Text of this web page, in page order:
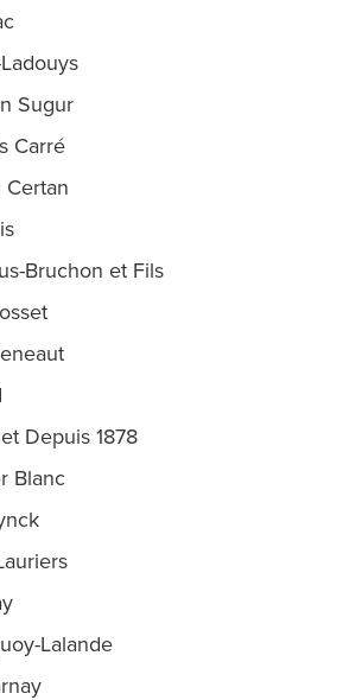
Sugur
Carré
Certan
Bruchon et Fils
Depuis 1878
Blanc
Lalande